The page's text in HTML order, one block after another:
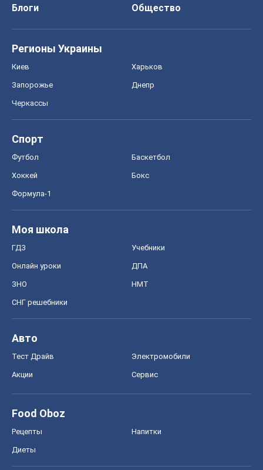
Блоги
Общество
Регионы Украины
Киев Харьков
Запорожье Днепр
Черкассы
Спорт
Футбол Баскетбол
Хоккей Бокс
Формула-1
Моя школа
ГДЗ Учебники
Онлайн уроки ДПА
ЗНО НМТ
СНГ решебники
Авто
Тест Драйв Электромобили
Акции Сервис
Food Oboz
Рецепты Напитки
Диеты